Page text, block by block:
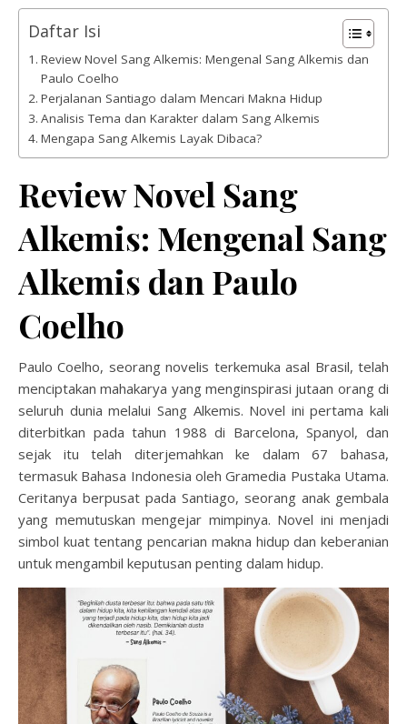
Daftar Isi
Review Novel Sang Alkemis: Mengenal Sang Alkemis dan
Paulo Coelho
Perjalanan Santiago dalam Mencari Makna Hidup
Analisis Tema dan Karakter dalam Sang Alkemis
Mengapa Sang Alkemis Layak Dibaca?
Review Novel Sang
Alkemis: Mengenal Sang
Alkemis dan Paulo
Coelho
Paulo Coelho, seorang novelis terkemuka asal Brasil, telah
menciptakan mahakarya yang menginspirasi jutaan orang di
seluruh dunia melalui Sang Alkemis. Novel ini pertama kali
diterbitkan pada tahun 1988 di Barcelona, Spanyol, dan
sejak itu telah diterjemahkan ke dalam 67 bahasa,
termasuk Bahasa Indonesia oleh Gramedia Pustaka Utama.
Ceritanya berpusat pada Santiago, seorang anak gembala
yang memutuskan mengejar mimpinya. Novel ini menjadi
simbol kuat tentang pencarian makna hidup dan keberanian
untuk mengambil keputusan penting dalam hidup.